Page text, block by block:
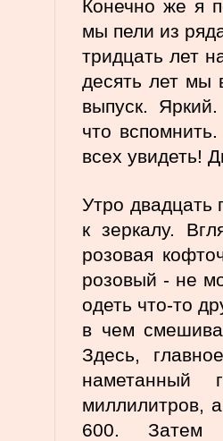
Конечно же я
мы пели из
тридцать лет
десять лет мы
выпуск.
что
всех увидеть!
Утро
к зеркалу.
розовая
розовый - не
одеть что-то
в чем
Здесь,
наметанный
миллилитров,
600. Затем